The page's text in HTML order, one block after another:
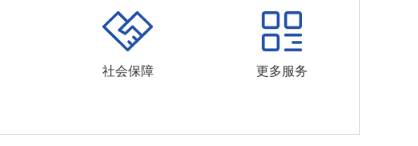
社会保障 更多服务